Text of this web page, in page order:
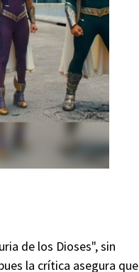
de los Dioses", sin
la crítica asegura que